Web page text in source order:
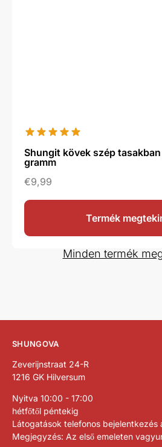
Shungit kövek szép
gramm
€9,99
Termék
Minden termék
SHUNGOVA
Zeverijnstraat 24-R
1216 GK Hilversum
Nyitva 10:00 - 17:00
hétfőtől péntekig
Látogatások telefonos bejelentkezés
Megjegyzés: Az első emeleten